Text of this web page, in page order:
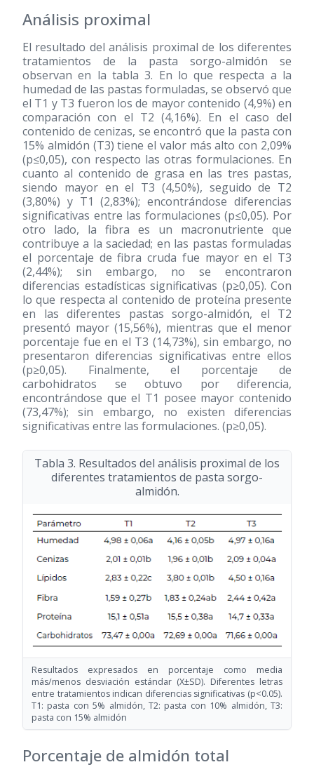
Análisis proximal
El resultado del análisis proximal de los diferentes
tratamientos de la pasta sorgo-almidón se
observan en la tabla 3. En lo que respecta a la
humedad de las pastas formuladas, se observó que
el T1 y T3 fueron los de mayor contenido (4,9%) en
comparación con el T2 (4,16%). En el caso del
contenido de cenizas, se encontró que la pasta con
15% almidón (T3) tiene el valor más alto con 2,09%
(p≤0,05), con respecto las otras formulaciones. En
cuanto al contenido de grasa en las tres pastas,
siendo mayor en el T3 (4,50%), seguido de T2
(3,80%) y T1 (2,83%); encontrándose diferencias
significativas entre las formulaciones (p≤0,05). Por
otro lado, la fibra es un macronutriente que
contribuye a la saciedad; en las pastas formuladas
el porcentaje de fibra cruda fue mayor en el T3
(2,44%); sin embargo, no se encontraron
diferencias estadísticas significativas (p≥0,05). Con
lo que respecta al contenido de proteína presente
en las diferentes pastas sorgo-almidón, el T2
presentó mayor (15,56%), mientras que el menor
porcentaje fue en el T3 (14,73%), sin embargo, no
presentaron diferencias significativas entre ellos
(p≥0,05). Finalmente, el porcentaje de
carbohidratos se obtuvo por diferencia,
encontrándose que el T1 posee mayor contenido
(73,47%); sin embargo, no existen diferencias
significativas entre las formulaciones. (p≥0,05).
Tabla 3. Resultados del análisis proximal de los
diferentes tratamientos de pasta sorgo-
almidón.
Resultados expresados en porcentaje como media
más/menos desviación estándar (X±SD). Diferentes letras
entre tratamientos indican diferencias significativas (p<0.05).
T1: pasta con 5% almidón, T2: pasta con 10% almidón, T3:
pasta con 15% almidón
Porcentaje de almidón total